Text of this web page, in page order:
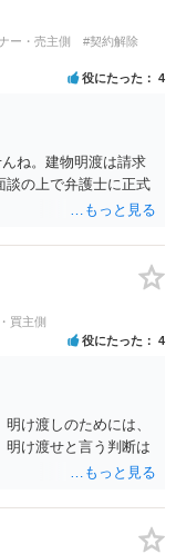
ー・売主側
#契約解除
役にたった 4
ね。建物明渡は請求
談の上で弁護士に正式
買主側
役にたった 4
け渡しのためには、
け渡せと言う判断は